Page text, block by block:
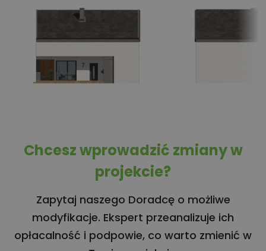
Chcesz wprowadzić zmiany w
projekcie?
Zapytaj naszego Doradcę o możliwe
modyfikacje. Ekspert przeanalizuje ich
opłacalność i podpowie, co warto zmienić w